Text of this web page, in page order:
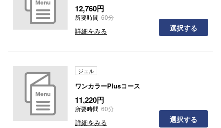
12,760円
所要時間 60分
詳細をみる 選択する
ジェル
ワンカラーPlusコース
11,220円
所要時間 60分
詳細をみる 選択する